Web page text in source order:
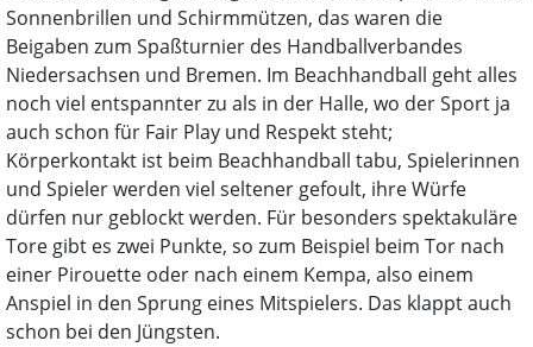
Sonnenbrillen und Schirmmützen, das waren die
Beigaben zum Spaßturnier des Handballverbandes
Niedersachsen und Bremen. Im Beachhandball geht alles
noch viel entspannter zu als in der Halle, wo der Sport ja
auch schon für Fair Play und Respekt steht;
Körperkontakt ist beim Beachhandball tabu, Spielerinnen
und Spieler werden viel seltener gefoult, ihre Würfe
dürfen nur geblockt werden. Für besonders spektakuläre
Tore gibt es zwei Punkte, so zum Beispiel beim Tor nach
einer Pirouette oder nach einem Kempa, also einem
Anspiel in den Sprung eines Mitspielers. Das klappt auch
schon bei den Jüngsten.